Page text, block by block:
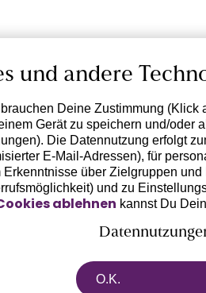
und andere
brauchen Deine Zustimmung (Klick
Gerät zu speichern und/oder
Die Datennutzung erfolgt
E-Mail-Adressen), für
Erkenntnisse über Zielgruppen
und zu
ablehnen kannst Du
zusammen, die von deinem
O.K.